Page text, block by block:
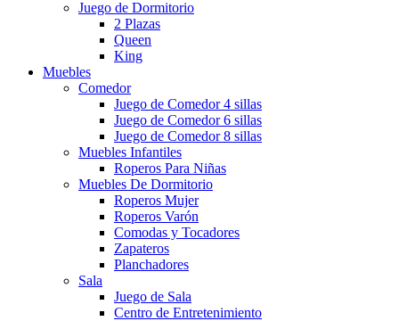
Juego de Dormitorio
2 Plazas
Queen
King
Muebles
Comedor
Juego de Comedor 4 sillas
Juego de Comedor 6 sillas
Juego de Comedor 8 sillas
Muebles Infantiles
Roperos Para Niñas
Muebles De Dormitorio
Roperos Mujer
Roperos Varón
Comodas y Tocadores
Zapateros
Planchadores
Sala
Juego de Sala
Centro de Entretenimiento